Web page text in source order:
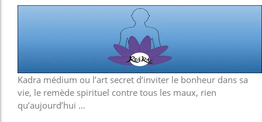
Kadra médium ou l’art secret d’inviter le bonheur dans sa
vie, le remède spirituel contre tous les maux, rien
qu’aujourd’hui …